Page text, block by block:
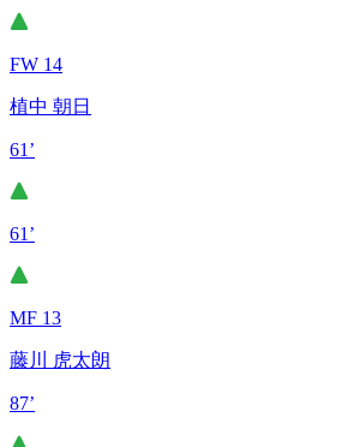
FW 14
植中 朝日
61’
61’
MF 13
藤川 虎太朗
87’